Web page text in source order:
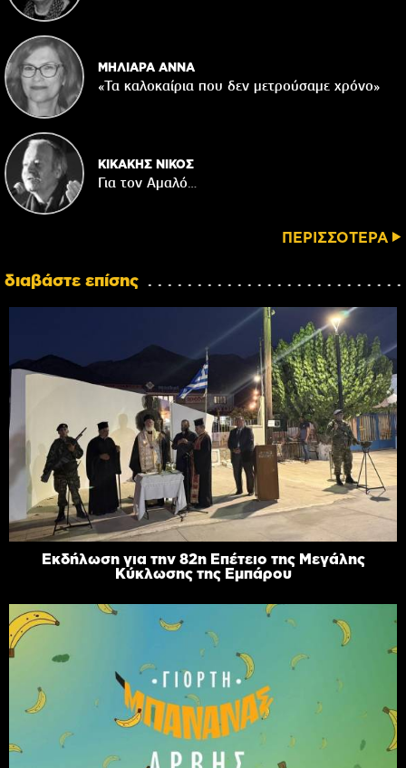
ΜΗΛΙΑΡΑ ΑΝΝΑ
«Τα καλοκαίρια που δεν μετρούσαμε χρόνο»
ΚΙΚΑΚΗΣ ΝΙΚΟΣ
Για τον Αμαλό…
ΠΕΡΙΣΣΟΤΕΡΑ
διαβάστε επίσης
Εκδήλωση για την 82η Επέτειο της Μεγάλης
Κύκλωσης της Εμπάρου